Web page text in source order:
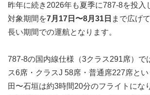
昨年に続き2026年も夏季に787-8を投入
対象期間を7月17日〜8月31日 まで広げ
長い期間での運航となります。
787-8の国内線仕様（3クラス291席）で
ス6席・クラスJ 58席・普通席227席とい
田〜石垣は約3時間20分のフライトにな